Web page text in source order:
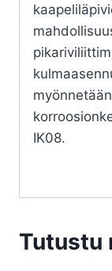
IK08.
Tutustu